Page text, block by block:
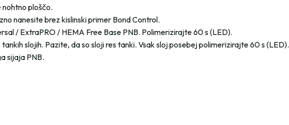
ploščo.
nanesite brez kislinski primer Bond Control.
/ ExtraPRO / HEMA Free Base PNB. Polimerizirajte 60 s (LED).
slojih. Pazite, da so sloji res tanki. Vsak sloj posebej polimerizirajte 60 s (LED).
sijaja PNB.